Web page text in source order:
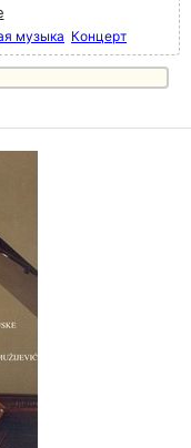
музыка Концерт